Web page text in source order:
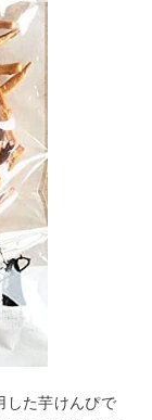
した芋けんぴで